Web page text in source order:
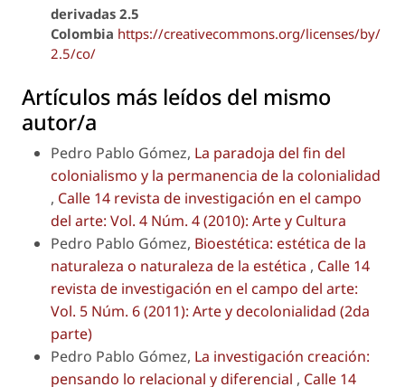
derivadas 2.5
Colombia https://creativecommons.org/licenses/by/
2.5/co/
Artículos más leídos del mismo
autor/a
Pedro Pablo Gómez, La paradoja del fin del
colonialismo y la permanencia de la colonialidad
, Calle 14 revista de investigación en el campo
del arte: Vol. 4 Núm. 4 (2010): Arte y Cultura
Pedro Pablo Gómez, Bioestética: estética de la
naturaleza o naturaleza de la estética , Calle 14
revista de investigación en el campo del arte:
Vol. 5 Núm. 6 (2011): Arte y decolonialidad (2da
parte)
Pedro Pablo Gómez, La investigación creación:
pensando lo relacional y diferencial , Calle 14